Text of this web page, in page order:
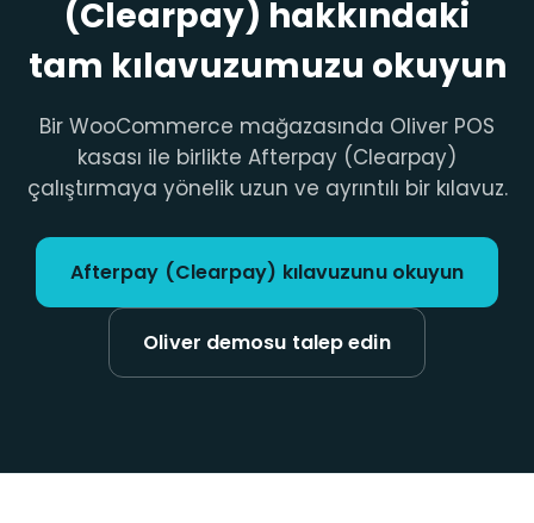
(Clearpay) hakkındaki
tam kılavuzumuzu okuyun
Bir WooCommerce mağazasında Oliver POS
kasası ile birlikte Afterpay (Clearpay)
çalıştırmaya yönelik uzun ve ayrıntılı bir kılavuz.
Afterpay (Clearpay) kılavuzunu okuyun
Oliver demosu talep edin